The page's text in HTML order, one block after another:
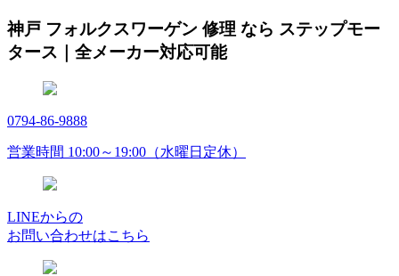
神戸 フォルクスワーゲン 修理 なら ステップモー
タース｜全メーカー対応可能
0794-86-9888
営業時間 10:00～19:00（水曜日定休）
LINEからの
お問い合わせはこちら